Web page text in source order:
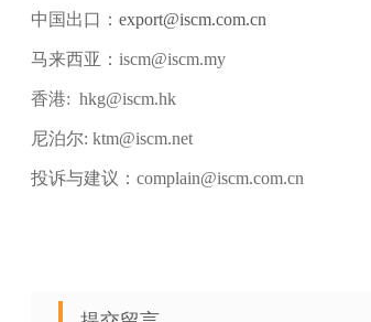
中国出口： export@iscm.com.cn
马来西亚：iscm@iscm.my
香港: hkg@iscm.hk
尼泊尔: ktm@iscm.net
投诉与建议：complain@iscm.com.cn